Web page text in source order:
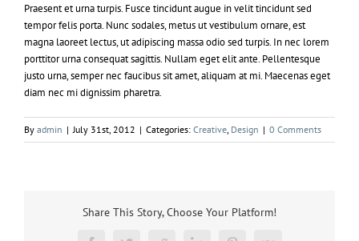
Praesent et urna turpis. Fusce tincidunt augue in velit tincidunt sed
tempor felis porta. Nunc sodales, metus ut vestibulum ornare, est
magna laoreet lectus, ut adipiscing massa odio sed turpis. In nec lorem
porttitor urna consequat sagittis. Nullam eget elit ante. Pellentesque
justo urna, semper nec faucibus sit amet, aliquam at mi. Maecenas eget
diam nec mi dignissim pharetra.
By admin | July 31st, 2012 | Categories: Creative Design | 0 Comments
Share This Story, Choose Your Platform!